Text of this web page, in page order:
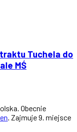
Tuchela do
MŚ
Obecnie
. Zajmuje 9. miejsce